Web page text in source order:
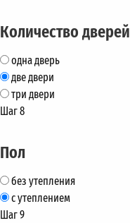
Количество дверей
одна дверь
две двери
три двери
Шаг 8
Пол
без утепления
с утеплением
Шаг 9